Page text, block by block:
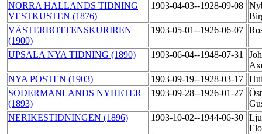
NORRA HALLANDS TIDNING
VESTKUSTEN (1876)
1903-04-03--1928-09-08
VÄSTERBOTTENSKURIREN
(1900)
1903-05-01--1926-06-07
UPSALA NYA TIDNING (1890) 1903-06-04--1948-07-31
NYA POSTEN (1903)
1903-09-19--1928-03-17
SÖDERMANLANDS NYHETER
(1893)
1903-09-28--1926-01-27
NERIKESTIDNINGEN (1896)
1903-10-02--1944-06-30